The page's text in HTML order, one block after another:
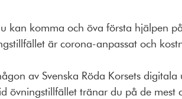
kan komma och öva första hjälpen
är corona-anpassat och
av Svenska Röda Korsets
övningstillfället tränar du på de mest